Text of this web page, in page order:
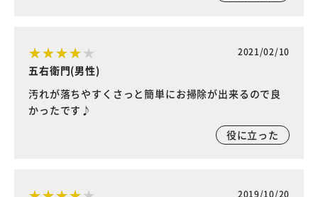
2021/02/10
五右衛門(男性)
汚れが落ちやすくさっと簡単にお掃除が出来るので良
かったです♪
役に立った
2019/10/20